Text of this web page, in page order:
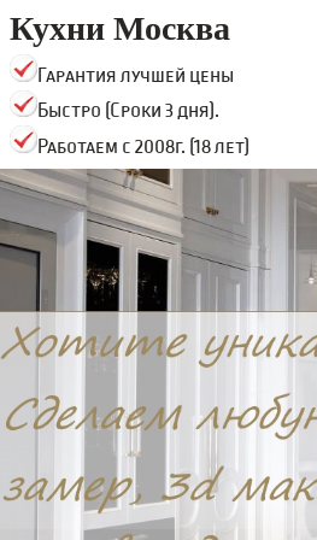
Кухни Москва
Гарантия лучшей цены
Быстро (Сроки 3 дня).
Работаем с 2008г. (18 лет)